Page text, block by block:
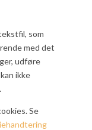
som
med det
udføre
ikke
Se